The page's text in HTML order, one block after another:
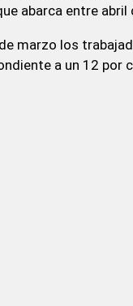
abarca entre
marzo los
a un 12 por